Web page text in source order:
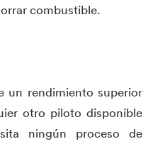
combustible.
un rendimiento superior
otro piloto disponible
ningún proceso de